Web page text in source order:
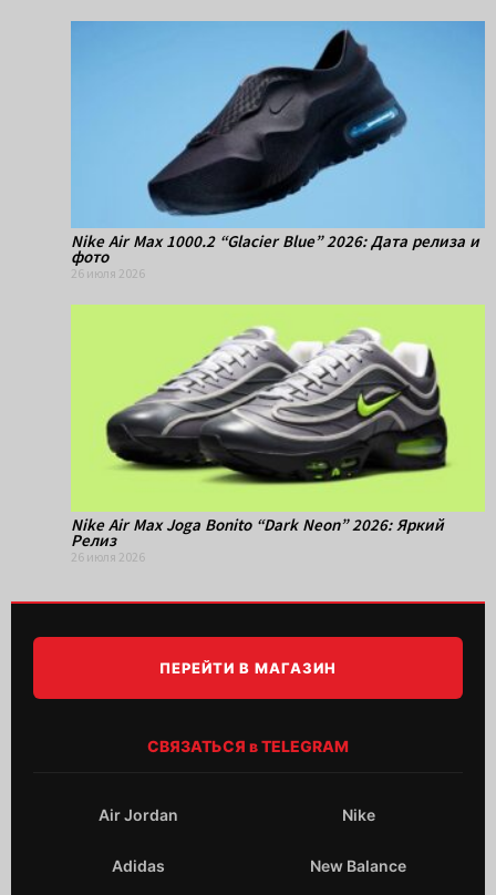
Nike Air Max 1000.2 “Glacier Blue” 2026: Дата релиза и
фото
26 июля 2026
Nike Air Max Joga Bonito “Dark Neon” 2026: Яркий
Релиз
26 июля 2026
ПЕРЕЙТИ В МАГАЗИН
СВЯЗАТЬСЯ в TELEGRAM
Air Jordan Nike
Adidas New Balance